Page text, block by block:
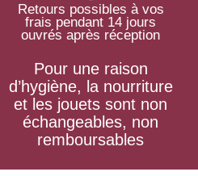
Retours possibles à vos
frais pendant 14 jours
ouvrés après réception
Pour une raison
d’hygiène, la nourriture
et les jouets sont non
échangeables, non
remboursables